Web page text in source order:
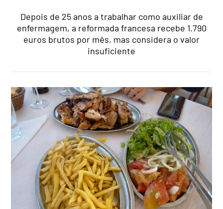
Depois de 25 anos a trabalhar como auxiliar de
enfermagem, a reformada francesa recebe 1.790
euros brutos por mês, mas considera o valor
insuficiente